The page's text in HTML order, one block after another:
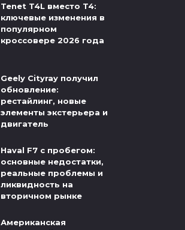
Tenet T4L вместо T4:
ключевые изменения в
популярном
кроссовере 2026 года
Geely Cityray получил
обновление:
рестайлинг, новые
элементы экстерьера и
двигатель
Haval F7 с пробегом:
основные недостатки,
реальные проблемы и
ликвидность на
вторичном рынке
Американская